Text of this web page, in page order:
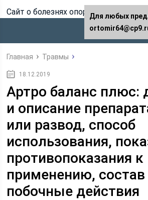
Сайт о болезнях опорно-
Главная Травмы
18.12.2019
Артро баланс плюс:
и описание
или развод, способ
использования,
противопоказания к
применению, состав
побочные действия
Для любых